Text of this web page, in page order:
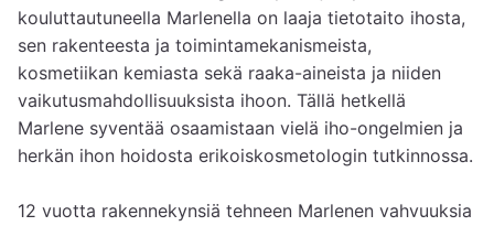
kouluttautuneella Marlenella on laaja tietotaito ihosta,
sen rakenteesta ja toimintamekanismeista,
kosmetiikan kemiasta sekä raaka-aineista ja niiden
vaikutusmahdollisuuksista ihoon. Tällä hetkellä
Marlene syventää osaamistaan vielä iho-ongelmien ja
herkän ihon hoidosta erikoiskosmetologin tutkinnossa.
12 vuotta rakennekynsiä tehneen Marlenen vahvuuksia